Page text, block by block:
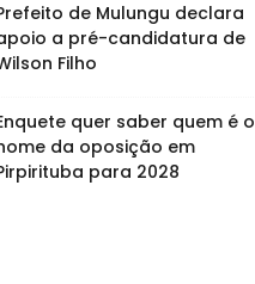
de Mulungu declara
a pré-candidatura de
Filho
quer saber quem é o
da oposição em
para 2028